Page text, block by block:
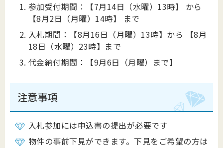
参加受付期間：【7月14日（水曜）13時】 から
【8月2日（月曜）14時】 まで
入札期間：【8月16日（月曜）13時】から 【8月
18日（水曜）23時】まで
代金納付期間：【9月6日（月曜）まで】
注意事項
入札参加には申込書の提出が必要です
物件の事前下見ができます。下見をご希望の方は